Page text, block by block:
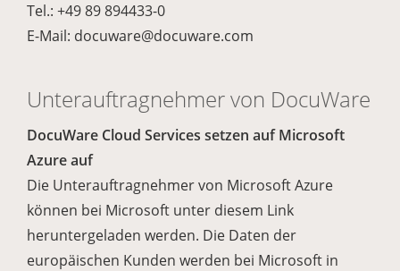
Tel.: +49 89 894433-0
E-Mail: docuware@docuware.com
Unterauftragnehmer von DocuWare
DocuWare Cloud Services setzen auf Microsoft
Azure auf
Die Unterauftragnehmer von Microsoft Azure
können bei Microsoft unter diesem Link
heruntergeladen werden. Die Daten der
europäischen Kunden werden bei Microsoft in